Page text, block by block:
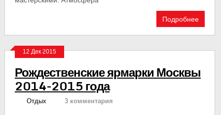
Подробнее
12 Дек 2015
Рождественские ярмарки Москвы
2014-2015 года
Отдых 3 комментария